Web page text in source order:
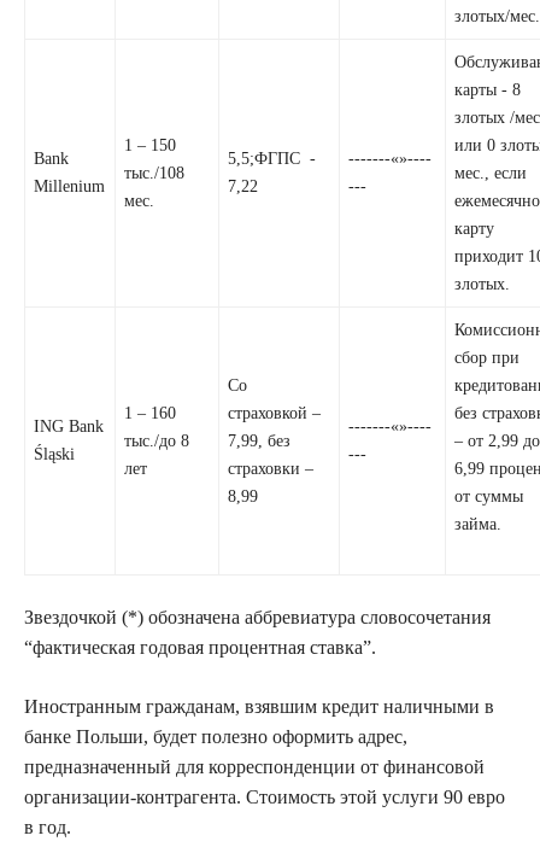
злотых/мес.
Bank
Millenium
1 – 150
тыс./108
мес.
5,5;ФГПС -
7,22
-------«»----
---
карты - 8
злотых /
или 0
мес., если
карту
приходит
злотых.
ING Bank
Śląski
1 – 160
тыс./до 8
лет
Со
страховкой –
7,99, без
страховки –
8,99
-------«»----
---
сбор при
без
– от 2,99 до
6,99
от суммы
займа.
Звездочкой (*) обозначена аббревиатура словосочетания
“фактическая годовая процентная ставка”.
Иностранным гражданам, взявшим кредит наличными в
банке Польши, будет полезно оформить адрес,
предназначенный для корреспонденции от финансовой
организации-контрагента. Стоимость этой услуги 90 евро
в год.